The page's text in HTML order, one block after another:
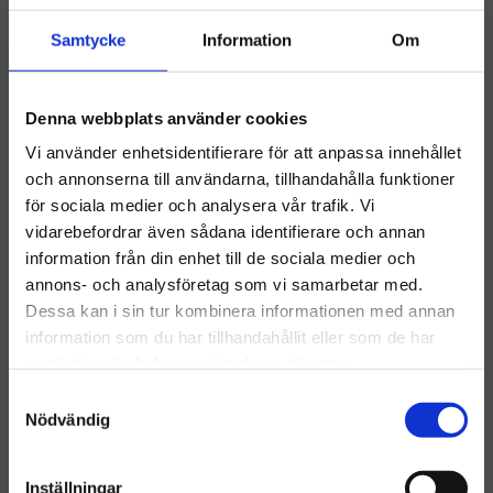
Samtycke Information Om
Denna webbplats använder cookies
Vi använder enhetsidentifierare för att anpassa innehållet
och annonserna till användarna, tillhandahålla funktioner
för sociala medier och analysera vår trafik. Vi
vidarebefordrar även sådana identifierare och annan
information från din enhet till de sociala medier och
annons- och analysföretag som vi samarbetar med.
Dessa kan i sin tur kombinera informationen med annan
information som du har tillhandahållit eller som de har
Nödvändig
Inställningar
3M Rondell 12" Vit
​Golvvårdsrondell 3M Vit 12
Inch
115kr
Lägg till i önskelista
INFO
3M Rondell 12" Röd
​Golvvårdsrondell 3M Röd 12
Inch
120
INFO
Välkommen till hygieneleeds.se
Vill du handla som företag eller privatperson?
FÖRETAG